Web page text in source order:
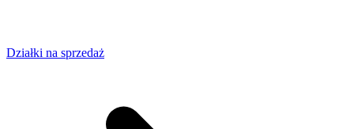
Działki na sprzedaż